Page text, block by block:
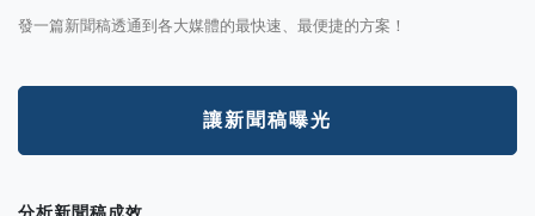
發一篇新聞稿透通到各大媒體的最快速、最便捷的方案！
讓新聞稿曝光